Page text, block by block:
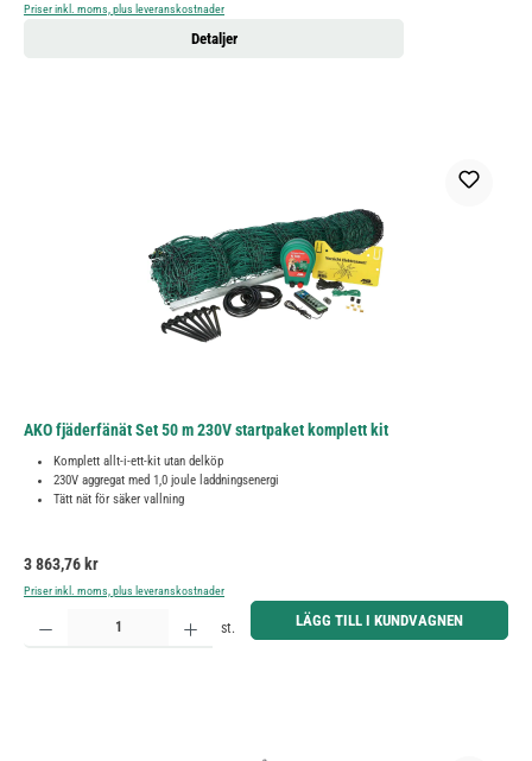
Priser inkl. moms, plus leveranskostnader
Detaljer
AKO fjäderfänät Set 50 m 230V startpaket komplett kit
Komplett allt-i-ett-kit utan delköp
230V aggregat med 1,0 joule laddningsenergi
Tätt nät för säker vallning
Ordinarie pris:
3 863,76 kr
Priser inkl. moms, plus leveranskostnader
Produktkvantitet: Ange önskat belopp eller använd knapparna för att öka eller minska kvantiteten.
st. LÄGG TILL I KUNDVAGNEN